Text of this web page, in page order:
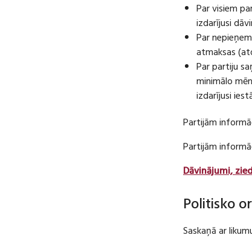
Par visiem
izdarījusi
Par
atmaksas
Par partiju
minimālo
izdarījusi
Partijām
Partijām
Dāvinājumi,
Politisko
Saskaņā ar